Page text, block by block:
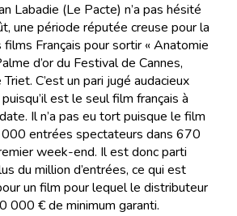
Labadie (Le Pacte) n’a pas hésité
une période réputée creuse pour la
Français pour sortir « Anatomie
d’or du Festival de Cannes,
C’est un pari jugé audacieux
est le seul film français à
Il n’a pas eu tort puisque le film
entrées spectateurs dans 670
week-end. Il est donc parti
du million d’entrées, ce qui est
un film pour lequel le distributeur
000 € de minimum garanti.